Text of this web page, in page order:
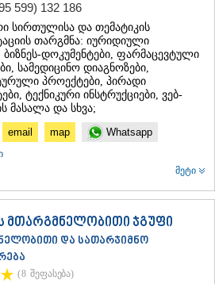
599) 132 186
სირთულისა და თემატიკის
თარგმნა: იურიდიული
ბიზნეს-დოკუმენტები, ფარმაცევტული
სამედიცინო დიაგნოზები,
პროექტები, პირადი
ტექნიკური ინსტრუქციები, ვებ-
მასალა და სხვა;
email map Whatsapp
მეტი
მთარგმნელობითი ჯგუფი
და სათარჯიმნო
(8 შეფასება)